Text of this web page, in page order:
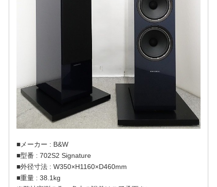
■メーカー : B&W
■型番 : 702S2 Signature
■外径寸法 : W350×H1160×D460mm
■重量 : 38.1kg